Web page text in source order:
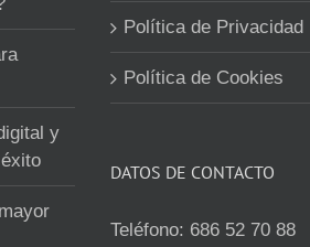
y
Política de Privacidad
Política de Cookies
DATOS DE CONTACTO
Teléfono: 686 52 70 88